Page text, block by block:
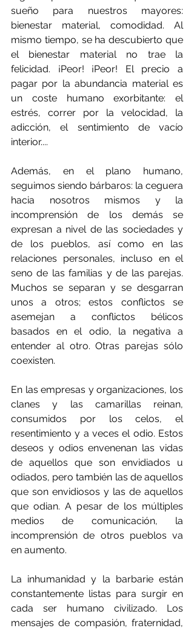
sueño para nuestros mayores:
bienestar material, comodidad. Al
mismo tiempo, se ha descubierto que
el bienestar material no trae la
felicidad. ¡Peor! ¡Peor! El precio a
pagar por la abundancia material es
un coste humano exorbitante: el
estrés, correr por la velocidad, la
adicción, el sentimiento de vacío
interior....
Además, en el plano humano,
seguimos siendo bárbaros: la ceguera
hacia nosotros mismos y la
incomprensión de los demás se
expresan a nivel de las sociedades y
de los pueblos, así como en las
relaciones personales, incluso en el
seno de las familias y de las parejas.
Muchos se separan y se desgarran
unos a otros; estos conflictos se
asemejan a conflictos bélicos
basados en el odio, la negativa a
entender al otro. Otras parejas sólo
coexisten.
En las empresas y organizaciones, los
clanes y las camarillas reinan,
consumidos por los celos, el
resentimiento y a veces el odio. Estos
deseos y odios envenenan las vidas
de aquellos que son envidiados u
odiados, pero también las de aquellos
que son envidiosos y las de aquellos
que odian. A pesar de los múltiples
medios de comunicación, la
incomprensión de otros pueblos va
en aumento.
La inhumanidad y la barbarie están
constantemente listas para surgir en
cada ser humano civilizado. Los
mensajes de compasión, fraternidad,